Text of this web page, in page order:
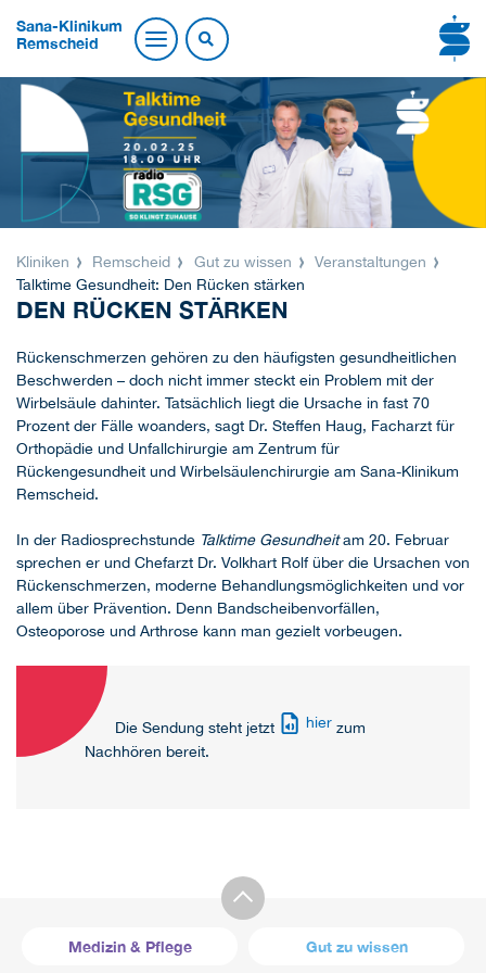
Sana-Klinikum
Remscheid
Kliniken Remscheid Gut zu wissen
Veranstaltungen
Talktime Gesundheit: Den Rücken stärken
DEN RÜCKEN STÄRKEN
Rückenschmerzen gehören zu den häufigsten gesundheitlichen
Beschwerden – doch nicht immer steckt ein Problem mit der
Wirbelsäule dahinter. Tatsächlich liegt die Ursache in fast 70
Prozent der Fälle woanders, sagt Dr. Steffen Haug, Facharzt für
Orthopädie und Unfallchirurgie am Zentrum für
Rückengesundheit und Wirbelsäulenchirurgie am Sana-Klinikum
Remscheid.
In der Radiosprechstunde Talktime Gesundheitam 20. Februar
sprechen er und Chefarzt Dr. Volkhart Rolf über die Ursachen von
Rückenschmerzen, moderne Behandlungsmöglichkeiten und vor
allem über Prävention. Denn Bandscheibenvorfällen,
Osteoporose und Arthrose kann man gezielt vorbeugen.
Die Sendung steht jetzt hier zum
Nachhören bereit.
Medizin & Pflege Gut zu wissen